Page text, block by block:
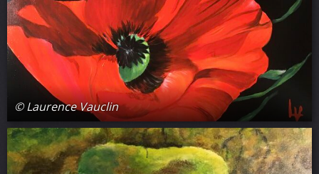
© Laurence Vauclin